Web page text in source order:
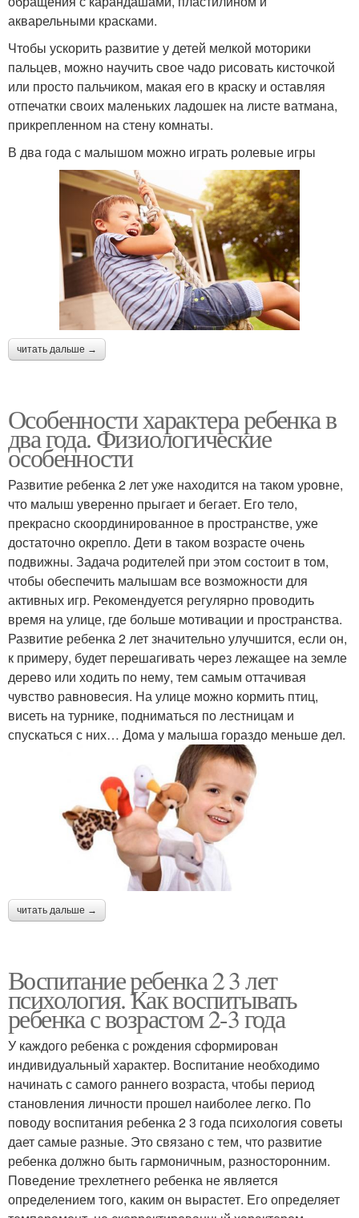
акварельными красками.
Чтобы ускорить развитие у детей мелкой моторики
пальцев, можно научить свое чадо рисовать кисточкой
или просто пальчиком, макая его в краску и оставляя
отпечатки своих маленьких ладошек на листе ватмана,
прикрепленном на стену комнаты.
В два года с малышом можно играть ролевые игры
читать дальше →
Особенности характера ребенка в
два года. Физиологические
особенности
Развитие ребенка 2 лет уже находится на таком уровне,
что малыш уверенно прыгает и бегает. Его тело,
прекрасно скоординированное в пространстве, уже
достаточно окрепло. Дети в таком возрасте очень
подвижны. Задача родителей при этом состоит в том,
чтобы обеспечить малышам все возможности для
активных игр. Рекомендуется регулярно проводить
время на улице, где больше мотивации и пространства.
Развитие ребенка 2 лет значительно улучшится, если он,
к примеру, будет перешагивать через лежащее на земле
дерево или ходить по нему, тем самым оттачивая
чувство равновесия. На улице можно кормить птиц,
висеть на турнике, подниматься по лестницам и
спускаться с них… Дома у малыша гораздо меньше дел.
читать дальше →
Воспитание ребенка 2 3 лет
психология. Как воспитывать
ребенка с возрастом 2-3 года
У каждого ребенка с рождения сформирован
индивидуальный характер. Воспитание необходимо
начинать с самого раннего возраста, чтобы период
становления личности прошел наиболее легко. По
поводу воспитания ребенка 2 3 года психология советы
дает самые разные. Это связано с тем, что развитие
ребенка должно быть гармоничным, разносторонним.
Поведение трехлетнего ребенка не является
определением того, каким он вырастет. Его определяет